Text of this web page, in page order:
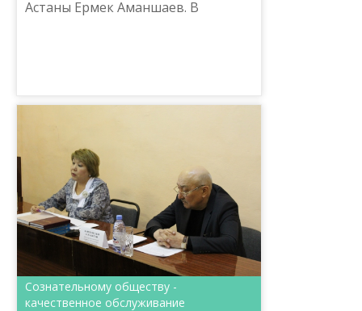
Астаны Ермек Аманшаев. В
Сознательному обществу -
качественное обслуживание